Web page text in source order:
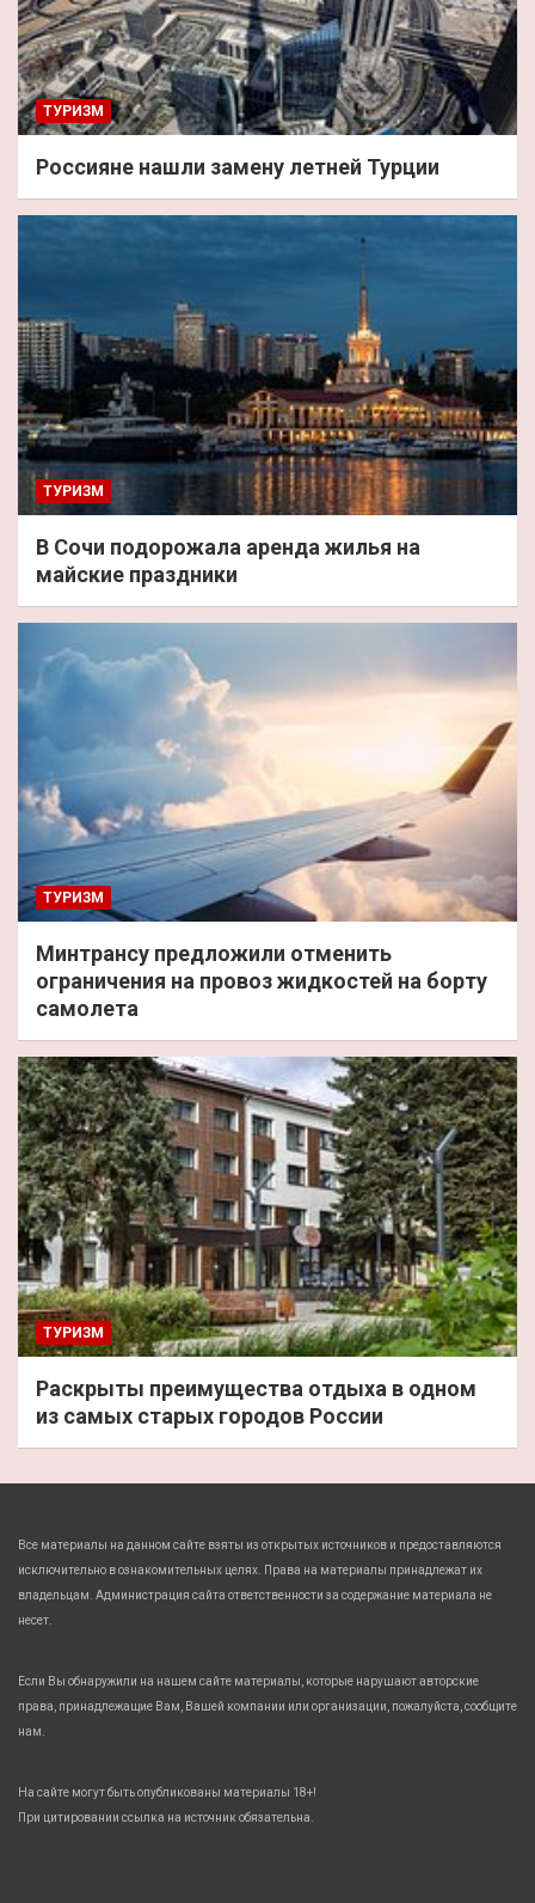
ТУРИЗМ
Россияне нашли замену летней Турции
ТУРИЗМ
В Сочи подорожала аренда жилья на
майские праздники
ТУРИЗМ
Минтрансу предложили отменить
ограничения на провоз жидкостей на борту
самолета
ТУРИЗМ
Раскрыты преимущества отдыха в одном
из самых старых городов России
Все материалы на данном сайте взяты из открытых источников и предоставляются
исключительно в ознакомительных целях. Права на материалы принадлежат их
владельцам. Администрация сайта ответственности за содержание материала не
несет.
Если Вы обнаружили на нашем сайте материалы, которые нарушают авторские
права, принадлежащие Вам, Вашей компании или организации, пожалуйста, сообщите
нам.
На сайте могут быть опубликованы материалы 18+!
При цитировании ссылка на источник обязательна.